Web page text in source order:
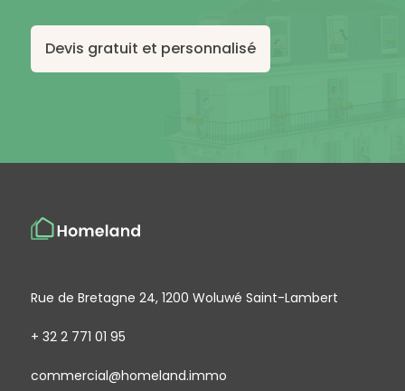
Devis gratuit et personnalisé
Rue de Bretagne 24, 1200 Woluwé Saint-Lambert
+ 32 2 771 01 95
commercial@homeland.immo